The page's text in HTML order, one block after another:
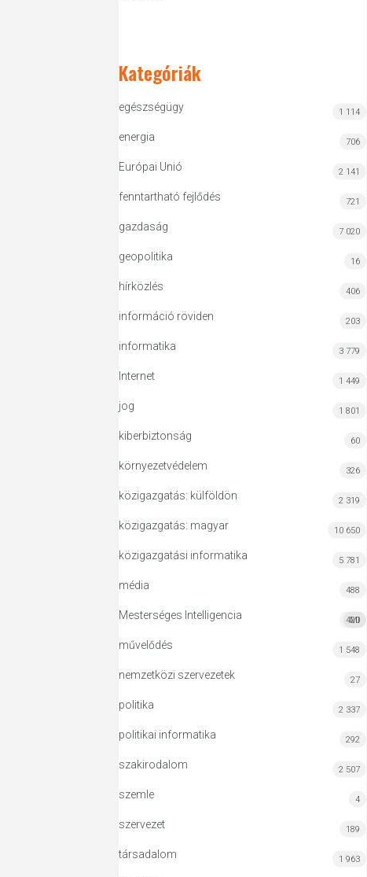
Kategóriák
egészségügy 1 114
energia 706
Európai Unió 2 141
fenntartható fejlődés 721
gazdaság 7 020
geopolitika 16
hírközlés 406
információ röviden 203
informatika 3 779
Internet 1 449
jog 1 801
kiberbiztonság 60
környezetvédelem 326
közigazgatás: külföldön 2 319
közigazgatás: magyar 10 650
közigazgatási informatika 5 781
média 488
Mesterséges Intelligencia MI
420
művelődés 1 548
nemzetközi szervezetek 27
politika 2 337
politikai informatika 292
szakirodalom 2 507
szemle 4
szervezet 189
társadalom 1 963